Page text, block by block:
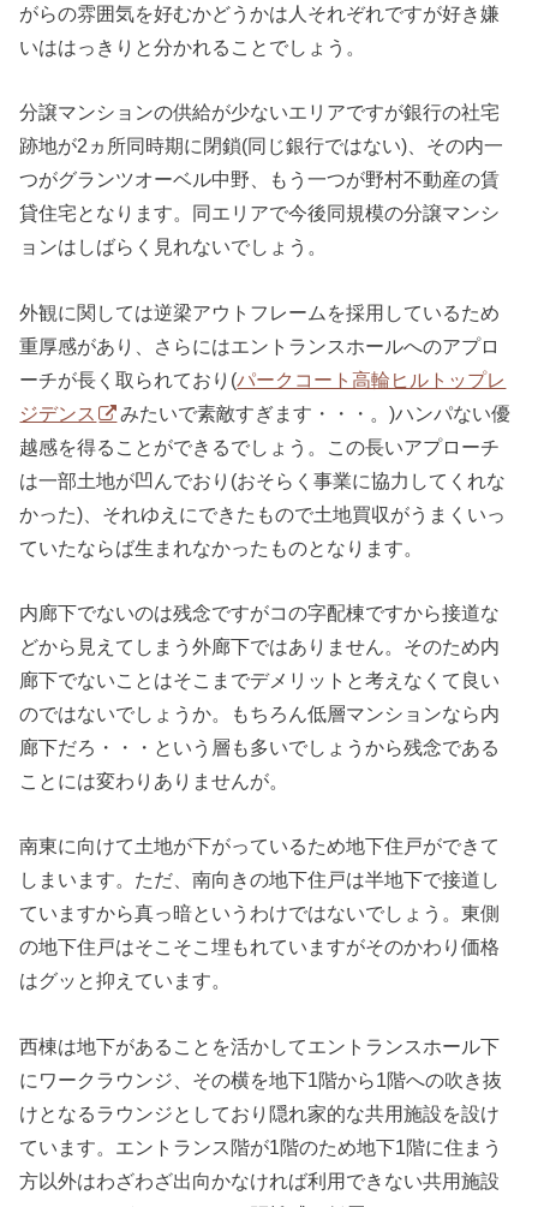
がらの雰囲気を好むかどうかは人それぞれですが好き嫌
いははっきりと分かれることでしょう。
分譲マンションの供給が少ないエリアですが銀行の社宅
跡地が2ヵ所同時期に閉鎖(同じ銀行ではない)、その内一
つがグランツオーベル中野、もう一つが野村不動産の賃
貸住宅となります。同エリアで今後同規模の分譲マンシ
ョンはしばらく見れないでしょう。
外観に関しては逆梁アウトフレームを採用しているため
重厚感があり、さらにはエントランスホールへのアプロ
ーチが長く取られており(パークコート高輪ヒルトップレ
ジデンス
みたいで素敵すぎます・・・。)ハンパない優
越感を得ることができるでしょう。この長いアプローチ
は一部土地が凹んでおり(おそらく事業に協力してくれな
かった)、それゆえにできたもので土地買収がうまくいっ
ていたならば生まれなかったものとなります。
内廊下でないのは残念ですがコの字配棟ですから接道な
どから見えてしまう外廊下ではありません。そのため内
廊下でないことはそこまでデメリットと考えなくて良い
のではないでしょうか。もちろん低層マンションなら内
廊下だろ・・・という層も多いでしょうから残念である
ことには変わりありませんが。
南東に向けて土地が下がっているため地下住戸ができて
しまいます。ただ、南向きの地下住戸は半地下で接道し
ていますから真っ暗というわけではないでしょう。東側
の地下住戸はそこそこ埋もれていますがそのかわり価格
はグッと抑えています。
西棟は地下があることを活かしてエントランスホール下
にワークラウンジ、その横を地下1階から1階への吹き抜
けとなるラウンジとしており隠れ家的な共用施設を設け
ています。エントランス階が1階のため地下1階に住まう
方以外はわざわざ出向かなければ利用できない共用施設